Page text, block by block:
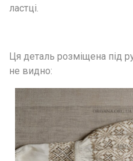
ластці.
Ця деталь розміщена під
не видно: